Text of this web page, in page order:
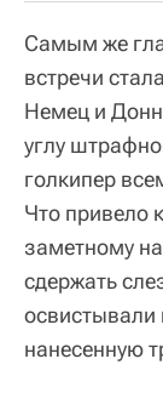
Самым же
встречи
Немец и
углу
голкипер
Что привело
заметному
сдержать
нанесенную